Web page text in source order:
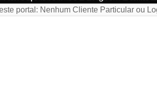
portal: Nenhum Cliente Particular ou